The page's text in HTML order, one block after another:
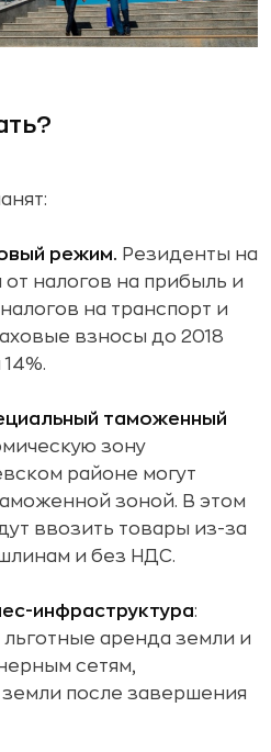
режим. Резиденты на
налогов на прибыль и
на транспорт и
взносы до 2018
таможенный
зону
районе могут
зоной. В этом
ввозить товары из-за
и без НДС.
инфраструктура:
аренда земли и
сетям,
после завершения